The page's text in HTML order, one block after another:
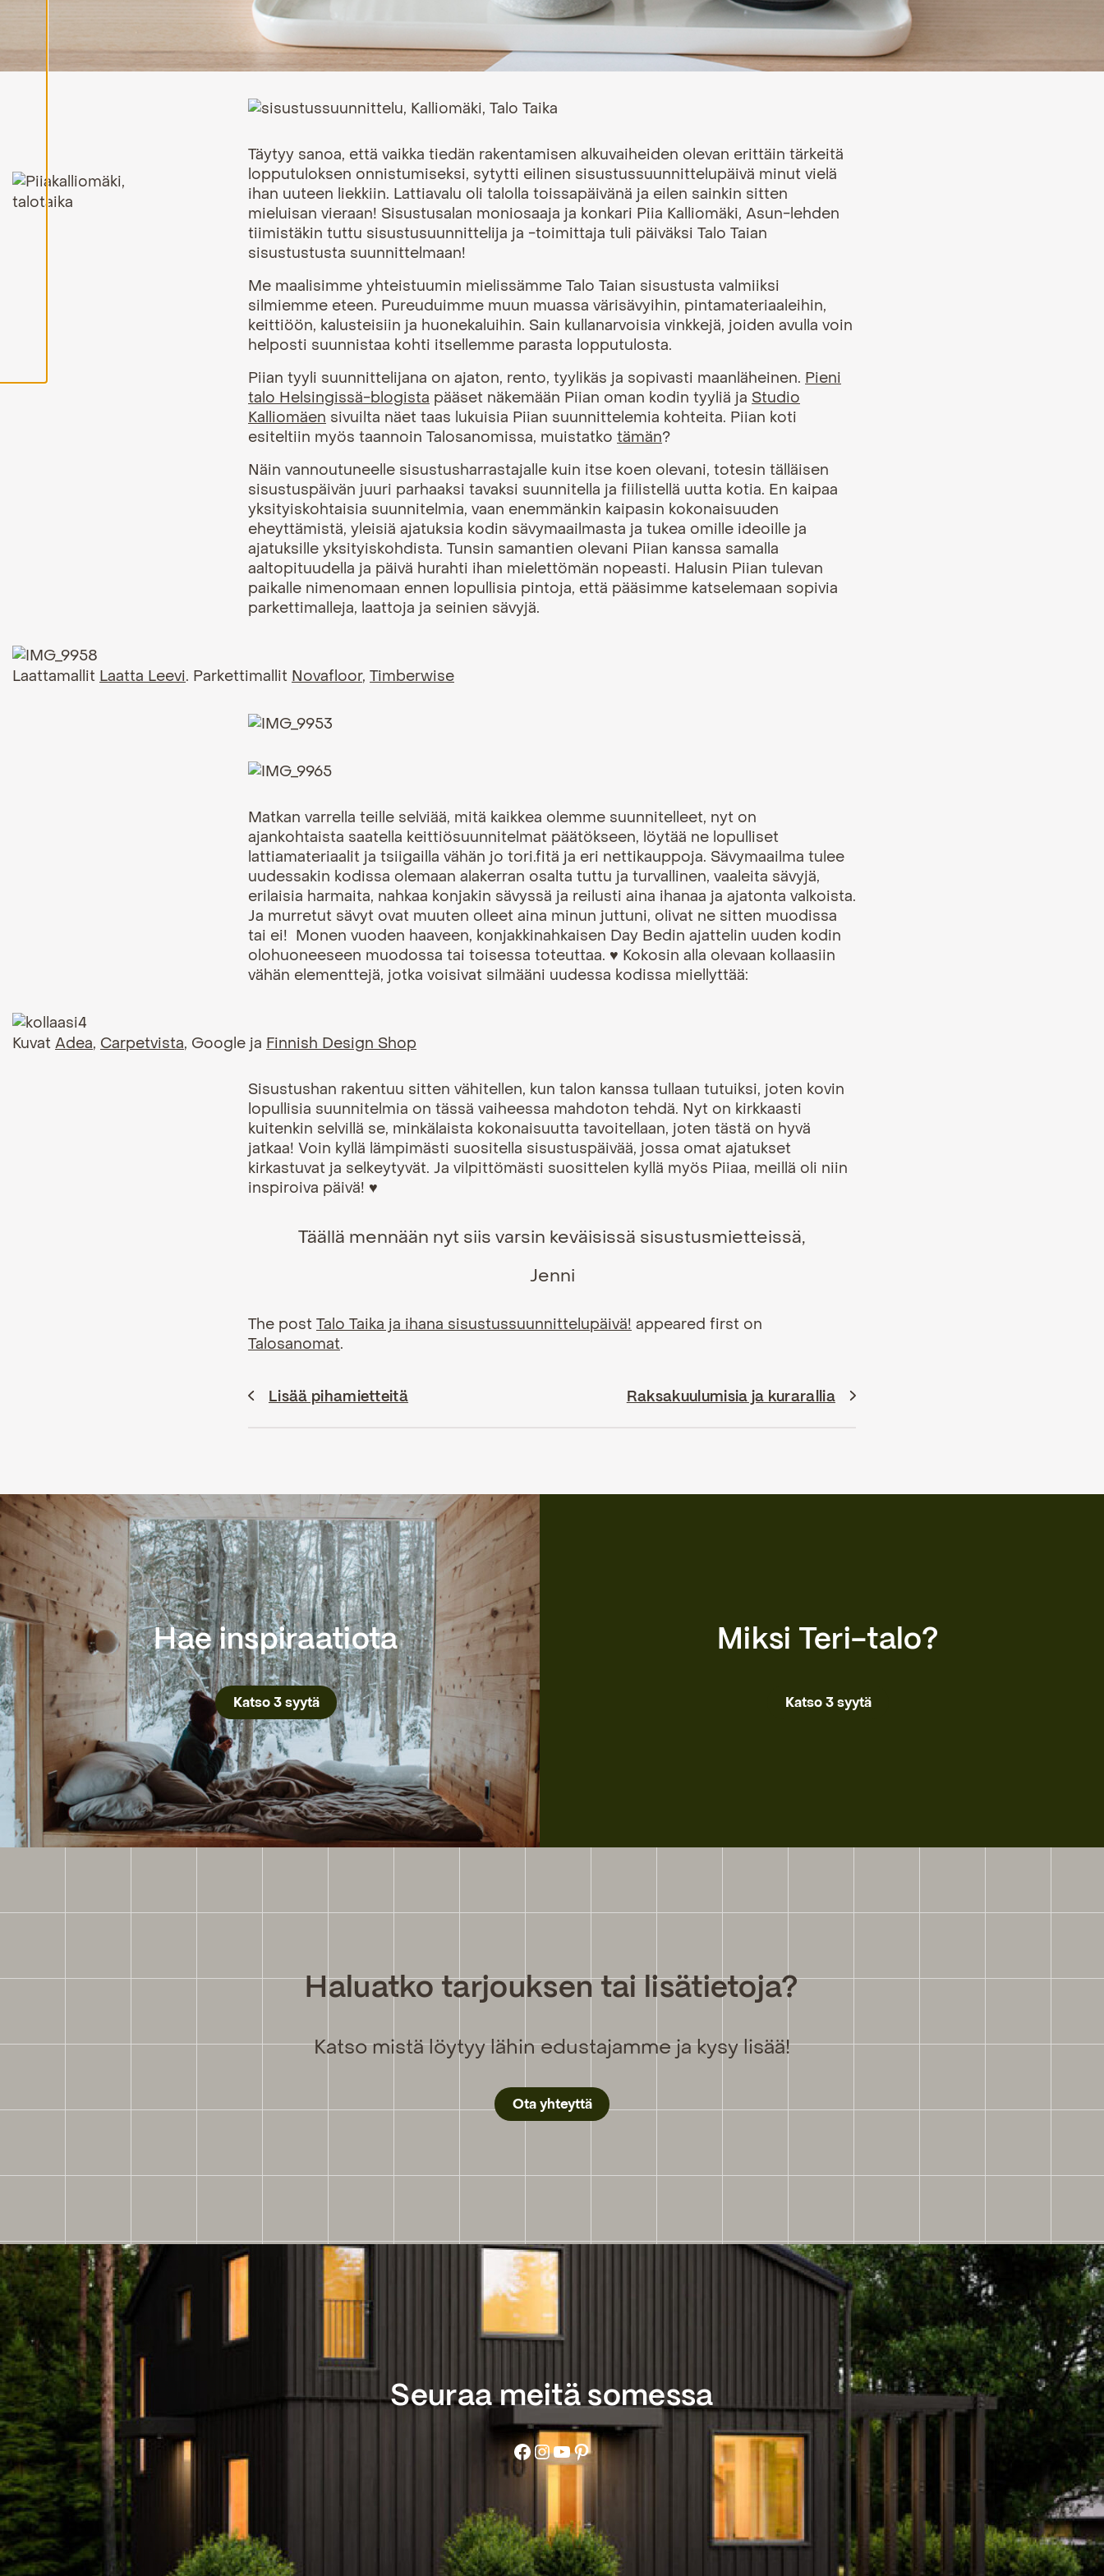
y
ä
k
e
Täytyy sanoa, että vaikka tiedän rakentamisen alkuvaiheiden olevan erittäin tärkeitä
lopputuloksen onnistumiseksi, sytytti eilinen sisustussuunnittelupäivä minut vielä
ihan uuteen liekkiin. Lattiavalu oli talolla toissapäivänä ja eilen sainkin sitten
mieluisan vieraan! Sisustusalan moniosaaja ja konkari Piia Kalliomäki, Asun-lehden
tiimistäkin tuttu sisustusuunnittelija ja -toimittaja tuli päiväksi Talo Taian
sisustustusta suunnittelmaan!
Me maalisimme yhteistuumin mielissämme Talo Taian sisustusta valmiiksi
silmiemme eteen. Pureuduimme muun muassa värisävyihin, pintamateriaaleihin,
keittiöön, kalusteisiin ja huonekaluihin. Sain kullanarvoisia vinkkejä, joiden avulla voin
helposti suunnistaa kohti itsellemme parasta lopputulosta.
Piian tyyli suunnittelijana on ajaton, rento, tyylikäs ja sopivasti maanläheinen. Pieni
talo Helsingissä-blogista pääset näkemään Piian oman kodin tyyliä ja Studio
Kalliomäen sivuilta näet taas lukuisia Piian suunnittelemia kohteita. Piian koti
esiteltiin myös taannoin Talosanomissa, muistatko tämän?
Näin vannoutuneelle sisustusharrastajalle kuin itse koen olevani, totesin tälläisen
sisustuspäivän juuri parhaaksi tavaksi suunnitella ja fiilistellä uutta kotia. En kaipaa
yksityiskohtaisia suunnitelmia, vaan enemmänkin kaipasin kokonaisuuden
eheyttämistä, yleisiä ajatuksia kodin sävymaailmasta ja tukea omille ideoille ja
ajatuksille yksityiskohdista. Tunsin samantien olevani Piian kanssa samalla
aaltopituudella ja päivä hurahti ihan mielettömän nopeasti. Halusin Piian tulevan
paikalle nimenomaan ennen lopullisia pintoja, että pääsimme katselemaan sopivia
parkettimalleja, laattoja ja seinien sävyjä.
Laattamallit Laatta Leevi. Parkettimallit Novafloor, Timberwise
Matkan varrella teille selviää, mitä kaikkea olemme suunnitelleet, nyt on
ajankohtaista saatella keittiösuunnitelmat päätökseen, löytää ne lopulliset
lattiamateriaalit ja tsiigailla vähän jo tori.fitä ja eri nettikauppoja. Sävymaailma tulee
uudessakin kodissa olemaan alakerran osalta tuttu ja turvallinen, vaaleita sävyjä,
erilaisia harmaita, nahkaa konjakin sävyssä ja reilusti aina ihanaa ja ajatonta valkoista.
Ja murretut sävyt ovat muuten olleet aina minun juttuni, olivat ne sitten muodissa
tai ei! Monen vuoden haaveen, konjakkinahkaisen Day Bedin ajattelin uuden kodin
olohuoneeseen muodossa tai toisessa toteuttaa. ♥ Kokosin alla olevaan kollaasiin
vähän elementtejä, jotka voisivat silmääni uudessa kodissa miellyttää:
Kuvat Adea, Carpetvista, Google ja Finnish Design Shop
Sisustushan rakentuu sitten vähitellen, kun talon kanssa tullaan tutuiksi, joten kovin
lopullisia suunnitelmia on tässä vaiheessa mahdoton tehdä. Nyt on kirkkaasti
kuitenkin selvillä se, minkälaista kokonaisuutta tavoitellaan, joten tästä on hyvä
jatkaa! Voin kyllä lämpimästi suositella sisustuspäivää, jossa omat ajatukset
kirkastuvat ja selkeytyvät. Ja vilpittömästi suosittelen kyllä myös Piiaa, meillä oli niin
inspiroiva päivä! ♥
Täällä mennään nyt siis varsin keväisissä sisustusmietteissä,
Jenni
The post Talo Taika ja ihana sisustussuunnittelupäivä! appeared first on
Talosanomat.
Lisää pihamietteitä Raksakuulumisia ja kurarallia
Hae inspiraatiota
Katso 3 syytä
Miksi Teri-talo?
Katso 3 syytä
Haluatko tarjouksen tai lisätietoja?
Katso mistä löytyy lähin edustajamme ja kysy lisää!
Ota yhteyttä
Seuraa meitä somessa
Facebook
Instagram
YouTube
Pinterest